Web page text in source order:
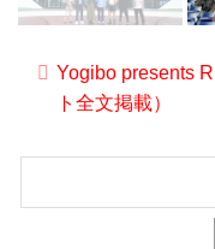
Yogibo presents
ト全文掲載）